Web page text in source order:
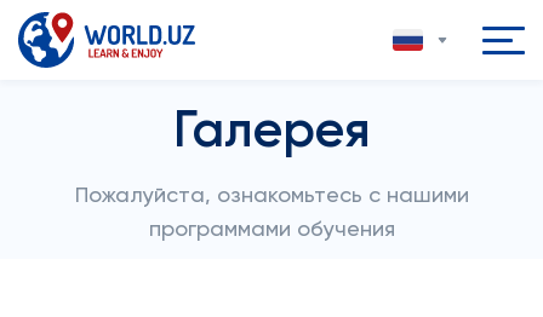
Галерея
Пожалуйста, ознакомьтесь с нашими
программами обучения